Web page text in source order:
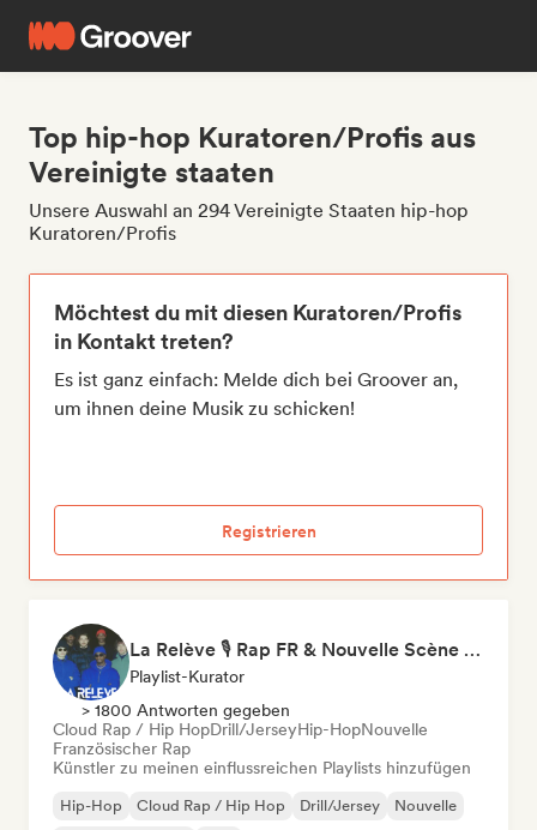
Top hip-hop Kuratoren/Profis aus
Vereinigte staaten
Unsere Auswahl an 294 Vereinigte Staaten hip-hop
Kuratoren/Profis
Möchtest du mit diesen Kuratoren/Profis
in Kontakt treten?
Es ist ganz einfach: Melde dich bei Groover an,
um ihnen deine Musik zu schicken!
Registrieren
La Relève 🎙️ Rap FR & Nouvelle Scène Hip-Hop
Playlist-Kurator
> 1800 Antworten gegeben
Cloud Rap / Hip HopDrill/JerseyHip-HopNouvelle
Französischer Rap
Künstler zu meinen einflussreichen Playlists hinzufügen
Hip-Hop Cloud Rap / Hip Hop Drill/Jersey
Nouvelle